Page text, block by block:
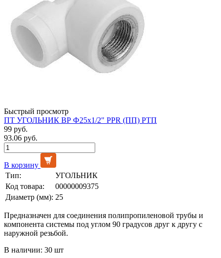
Быстрый просмотр
ПТ УГОЛЬНИК ВР Ф25х1/2" PPR (ПП) РТП
99 руб.
93.06 руб.
В корзину
Тип:
УГОЛЬНИК
Код товара:
00000009375
Диаметр (мм): 25
Предназначен для соединения полипропиленовой трубы и
компонента системы под углом 90 градусов друг к другу с
наружной резьбой.
В наличии: 30 шт